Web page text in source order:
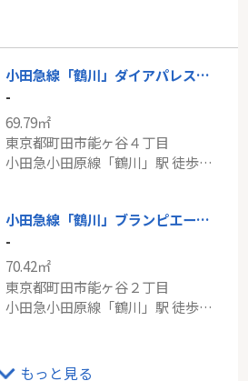
57.02㎡
神奈川県川崎市宮前区鷺沼３丁目
小田急線「鶴川」ダイアパレス鶴川
-
69.79㎡
東京都町田市能ヶ谷４丁目
小田急小田原線「鶴川」駅 徒歩10分
小田急線「鶴川」ブランピエール壱番館
-
70.42㎡
東京都町田市能ヶ谷２丁目
小田急小田原線「鶴川」駅 徒歩2分
小田急線「鶴川」中古戸建
もっと見る